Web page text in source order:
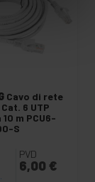
Cavo di rete
6 UTP
m PCU6-
S
PVD
6,00 €